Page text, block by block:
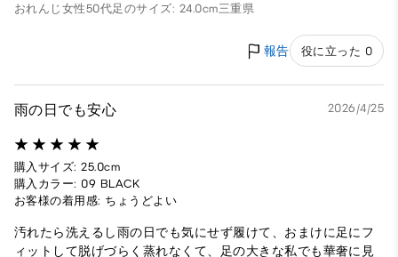
おれんじ 女性50代足のサイズ: 24.0cm三重県
報告 役に立った 0
雨の日でも安心 2026/4/25
購入サイズ: 25.0cm
購入カラー: 09 BLACK
お客様の着用感: ちょうどよい
汚れたら洗えるし雨の日でも気にせず履けて、おまけに足にフ
ィットして脱げづらく蒸れなくて、足の大きな私でも華奢に見